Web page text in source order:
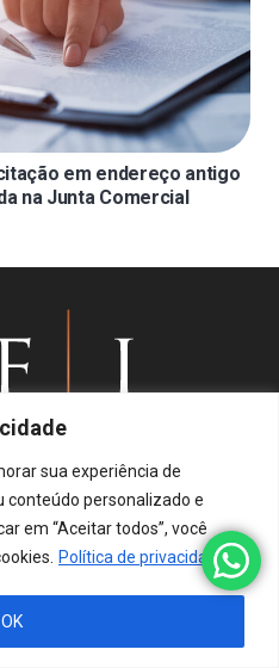
sua experiência de
conteúdo personalizado e
em “Aceitar todos”, você
Política de privacidade
OK
em endereço antigo
na Junta Comercial
privacidade